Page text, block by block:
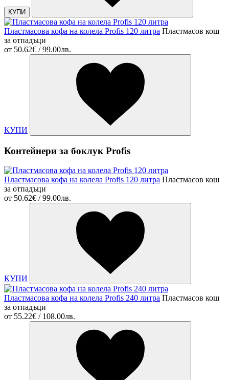
КУПИ
Пластмасова кофа на колела Profis 120 литра Пластмасов кош
за отпадъци
от 50.62€ / 99.00лв.
КУПИ
Контейнери за боклук Profis
Пластмасова кофа на колела Profis 120 литра Пластмасов кош
за отпадъци
от 50.62€ / 99.00лв.
КУПИ
Пластмасова кофа на колела Profis 240 литра Пластмасов кош
за отпадъци
от 55.22€ / 108.00лв.